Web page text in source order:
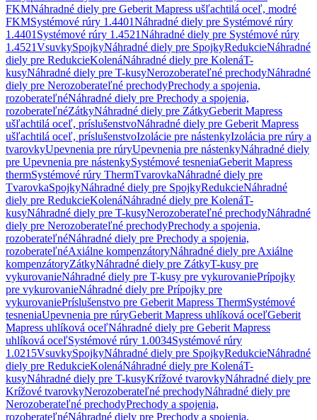
FKMNáhradné diely pre Geberit Mapress ušľachtilá oceľ, modré
FKMSystémové rúry 1.4401Náhradné diely pre Systémové rúry
1.4401 Systémové rúry 1.4521Náhradné diely pre Systémové rúry
1.4521VsuvkySpojkyNáhradné diely pre SpojkyRedukcieNáhradné
diely pre RedukcieKolenáNáhradné diely pre KolenáT-
kusyNáhradné diely pre T-kusyNerozoberateľné prechodyNáhradné
diely pre Nerozoberateľné prechodyPrechody a spojenia,
rozoberateľnéNáhradné diely pre Prechody a spojenia,
rozoberateľnéZátkyNáhradné diely pre ZátkyGeberit Mapress
ušľachtilá oceľ, príslušenstvoNáhradné diely pre Geberit Mapress
ušľachtilá oceľ, príslušenstvoIzolácie pre nástenkyIzolácia pre rúry a
tvarovkyUpevnenia pre rúryUpevnenia pre nástenkyNáhradné diely
pre Upevnenia pre nástenkySystémové tesneniaGeberit Mapress
thermSystémové rúry ThermTvarovkaNáhradné diely pre
TvarovkaSpojkyNáhradné diely pre SpojkyRedukcieNáhradné
diely pre RedukcieKolenáNáhradné diely pre KolenáT-
kusyNáhradné diely pre T-kusyNerozoberateľné prechodyNáhradné
diely pre Nerozoberateľné prechodyPrechody a spojenia,
rozoberateľnéNáhradné diely pre Prechody a spojenia,
rozoberateľnéAxiálne kompenzátoryNáhradné diely pre Axiálne
kompenzátoryZátkyNáhradné diely pre ZátkyT-kusy pre
vykurovanieNáhradné diely pre T-kusy pre vykurovaniePrípojky
pre vykurovanieNáhradné diely pre Prípojky pre
vykurovaniePríslušenstvo pre Geberit Mapress ThermSystémové
tesneniaUpevnenia pre rúryGeberit Mapress uhlíková oceľGeberit
Mapress uhlíková oceľNáhradné diely pre Geberit Mapress
uhlíková oceľSystémové rúry 1.0034Systémové rúry
1.0215VsuvkySpojkyNáhradné diely pre SpojkyRedukcieNáhradné
diely pre RedukcieKolenáNáhradné diely pre KolenáT-
kusyNáhradné diely pre T-kusyKrížové tvarovkyNáhradné diely pre
Krížové tvarovkyNerozoberateľné prechodyNáhradné diely pre
Nerozoberateľné prechodyPrechody a spojenia,
rozoberateľnéNáhradné diely pre Prechody a spojenia,